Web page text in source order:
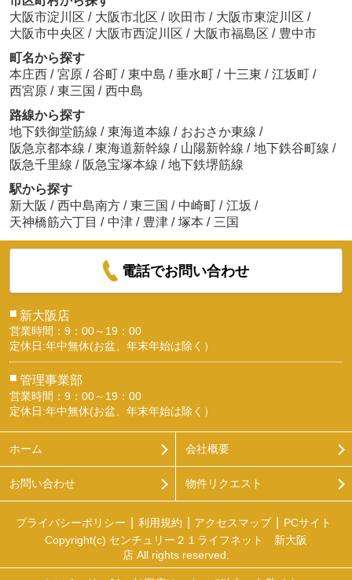
大阪市淀川区 / 大阪市北区 / 吹田市 / 大阪市東淀川区 /
大阪市中央区 / 大阪市西淀川区 / 大阪市福島区 / 豊中市
町名から探す
本庄西 / 宮原 / 谷町 / 東中島 / 垂水町 / 十三東 / 江坂町 /
西宮原 / 東三国 / 西中島
路線から探す
地下鉄御堂筋線 / 東海道本線 / おおさか東線 /
阪急京都本線 / 東海道新幹線 / 山陽新幹線 / 地下鉄谷町線 /
阪急千里線 / 阪急宝塚本線 / 地下鉄堺筋線
駅から探す
新大阪 / 西中島南方 / 東三国 / 中崎町 / 江坂 /
天神橋筋六丁目 / 中津 / 豊津 / 塚本 / 三国
電話でお問い合わせ
■ 新大阪店
営業時間：9：00～19：00
定休日:年中無休(お盆、年末年始は除く）
■ 管理事業部
営業時間：9：00～19：00
定休日:年中無休(お盆、年末年始は除く）
ホーム 会社概要
お問い合わせ 物件リクエスト
プライバシーポリシー 利用規約 アクセスマップ
PCサイト
Copyright(c) センチュリー２１ライフネット 新大阪
店 All rights reserved.